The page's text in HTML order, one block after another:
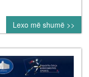
sipas
kalendarit
për
vitin
2026
Lexo më shumë >>